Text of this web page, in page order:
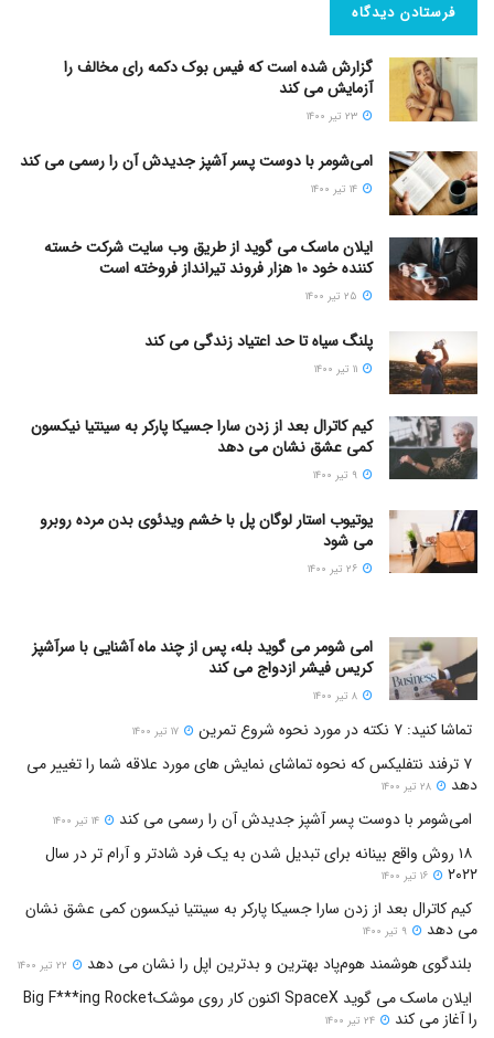
گزارش شده است که فیس بوک دکمه رای مخالف را
آزمایش می کند
امی‌شومر با دوست پسر آشپز جدیدش آن را رسمی می کند
ایلان ماسک می گوید از طریق وب سایت شرکت خسته
کننده خود ۱۰ هزار فروند تیرانداز فروخته است
پلنگ سیاه تا حد اعتیاد زندگی می کند
کیم کاترال بعد از زدن سارا جسیکا پارکر به سینتیا نیکسون
کمی عشق نشان می دهد
یوتیوب استار لوگان پل با خشم ویدئوی بدن مرده روبرو
می شود
امی شومر می گوید بله، پس از چند ماه آشنایی با سرآشپز
کریس فیشر ازدواج می کند
تماشا کنید: ۷ نکته در مورد نحوه شروع تمرین
۷ ترفند نتفلیکس که نحوه تماشای نمایش های مورد علاقه شما را تغییر می
دهد
امی‌شومر با دوست پسر آشپز جدیدش آن را رسمی می کند
۱۸ روش واقع بینانه برای تبدیل شدن به یک فرد شادتر و آرام تر در سال
۲۰۲۲
کیم کاترال بعد از زدن سارا جسیکا پارکر به سینتیا نیکسون کمی عشق نشان
می دهد
بلندگوی هوشمند هوم‌پاد بهترین و بدترین اپل را نشان می دهد
ایلان ماسک می گوید SpaceX اکنون کار روی موشکBig F***ing Rocket
را آغاز می کند